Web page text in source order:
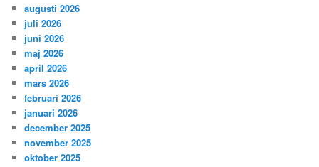
augusti 2026
juli 2026
juni 2026
maj 2026
april 2026
mars 2026
februari 2026
januari 2026
december 2025
november 2025
oktober 2025